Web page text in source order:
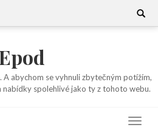
Search
A abychom se vyhnuli zbytečným potížím,
nabídky spolehlivé jako ty z tohoto webu.